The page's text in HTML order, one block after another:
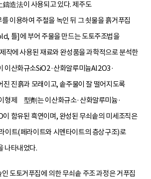
造法이 사용되고 있다. 제주도
이용하여 주철을 녹인 뒤 그 쇳물을 흙거푸집
틀]에 부어 주물을 만드는 도토주조법을
작에 사용된 재료와 완성품을 과학적으로 분석한
이산화규소SiO2·산화알루미늄Al2O3·
진흙과 모래이고, 솥주물이 잘 떨어지도록
형제離型劑는 이산화규소·산화알루미늄·
함유된 흑연이며, 완성된 무쇠솥의 미세조직은
이트(페라이트와 시멘타이트의 층상구조)로
나타내었다.
도토거푸집에 의한 무쇠솥 주조 과정은 거푸집